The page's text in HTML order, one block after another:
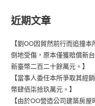
近期文章
【劉OO因貿然前行而追撞
倒地受傷，原本僅獲賠償新
新臺幣二百二十餘萬元。】
【當事人委任本所爭取其經
幣肆佰柒拾玖萬元。】
【由於OO營造公司建築房